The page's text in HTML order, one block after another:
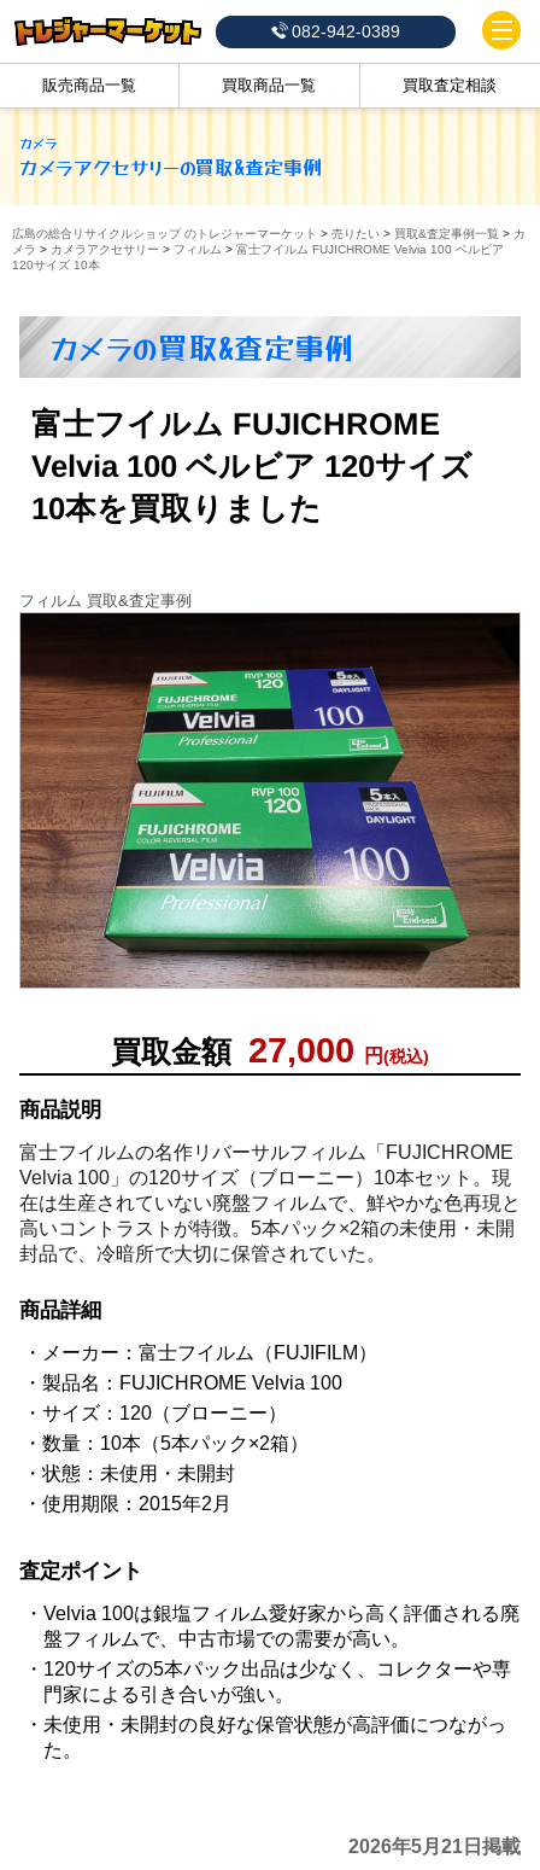
082-942-0389
販売商品一覧 買取商品一覧 買取査定相談
カメラ
カメラアクセサリーの買取&査定事例
広島の総合リサイクルショップ のトレジャーマーケット > 売りたい> 買取&査定事例一覧 > カ
メラ > カメラアクセサリー > フィルム > 富士フイルム FUJICHROME Velvia 100 ベルビア
120サイズ 10本
カメラの買取&査定事例
富士フイルム FUJICHROME
Velvia 100 ベルビア 120サイズ
10本を買取りました
買取金額 27,000 円(税込)
商品説明
富士フイルムの名作リバーサルフィルム「FUJICHROME
Velvia 100」の120サイズ（ブローニー）10本セット。現
在は生産されていない廃盤フィルムで、鮮やかな色再現と
高いコントラストが特徴。5本パック×2箱の未使用・未開
封品で、冷暗所で大切に保管されていた。
商品詳細
メーカー：富士フイルム（FUJIFILM）
製品名：FUJICHROME Velvia 100
サイズ：120（ブローニー）
数量：10本（5本パック×2箱）
状態：未使用・未開封
使用期限：2015年2月
査定ポイント
Velvia 100は銀塩フィルム愛好家から高く評価される廃
盤フィルムで、中古市場での需要が高い。
120サイズの5本パック出品は少なく、コレクターや専
門家による引き合いが強い。
未使用・未開封の良好な保管状態が高評価につながっ
た。
2026年5月21日掲載
フィルム 買取&査定事例